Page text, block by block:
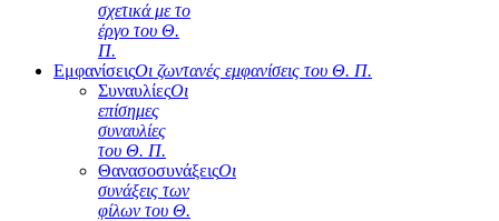
σχετικά με το
έργο του Θ.
Π.
ΕμφανίσειςΟι ζωντανές εμφανίσεις του Θ. Π.
ΣυναυλίεςΟι
επίσημες
συναυλίες
του Θ. Π.
ΘανασοσυνάξειςΟι
συνάξεις των
φίλων του Θ.